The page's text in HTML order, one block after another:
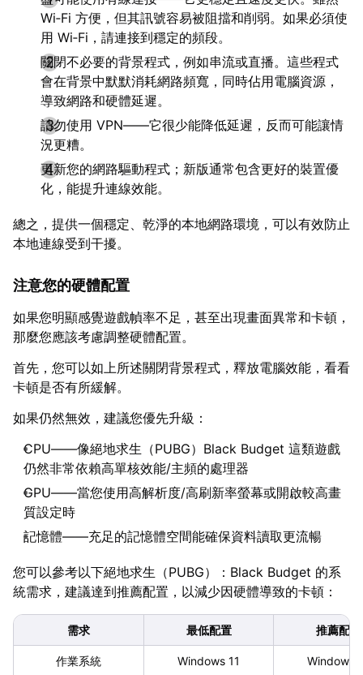
Wi‑Fi 方便，但其訊號容易被阻擋和削弱。如果必須使
用 Wi‑Fi，請連接到穩定的頻段。
關閉不必要的背景程式，例如串流或直播。這些程式
會在背景中默默消耗網路頻寬，同時佔用電腦資源，
導致網路和硬體延遲。
請勿使用 VPN——它很少能降低延遲，反而可能讓情
況更糟。
更新您的網路驅動程式；新版通常包含更好的裝置優
化，能提升連線效能。
總之，提供一個穩定、乾淨的本地網路環境，可以有效防止
本地連線受到干擾。
注意您的硬體配置
如果您明顯感覺遊戲幀率不足，甚至出現畫面異常和卡頓，
那麼您應該考慮調整硬體配置。
首先，您可以如上所述關閉背景程式，釋放電腦效能，看看
卡頓是否有所緩解。
如果仍然無效，建議您優先升級：
CPU——像絕地求生（PUBG）Black Budget 這類遊戲
仍然非常依賴高單核效能/主頻的處理器
GPU——當您使用高解析度/高刷新率螢幕或開啟較高畫
質設定時
記憶體——充足的記憶體空間能確保資料讀取更流暢
您可以參考以下絕地求生（PUBG）：Black Budget 的系
統需求，建議達到推薦配置，以減少因硬體導致的卡頓：
需求 最低配置 推薦配置
作業系統 Windows 11 Windows